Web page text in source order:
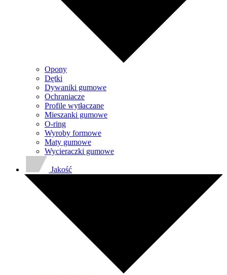
Opony
Dętki
Dywaniki gumowe
Ochraniacze
Profile wytłaczane
Mieszanki gumowe
O-ring
Wyroby formowe
Maty gumowe
Wycieraczki gumowe
Jakość